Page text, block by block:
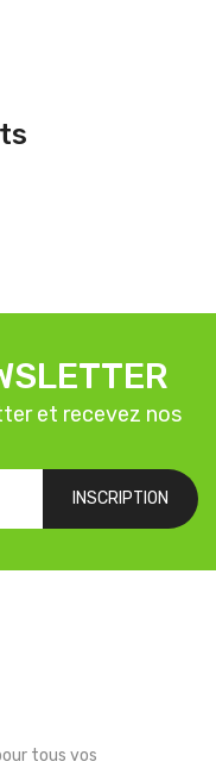
et recevez nos
INSCRIPTION
tous vos